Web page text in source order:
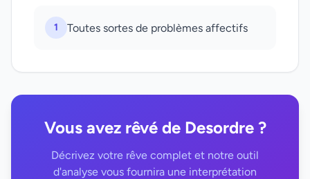
1 Toutes sortes de problèmes affectifs
Vous avez rêvé de Desordre ?
Décrivez votre rêve complet et notre outil
d'analyse vous fournira une interprétation